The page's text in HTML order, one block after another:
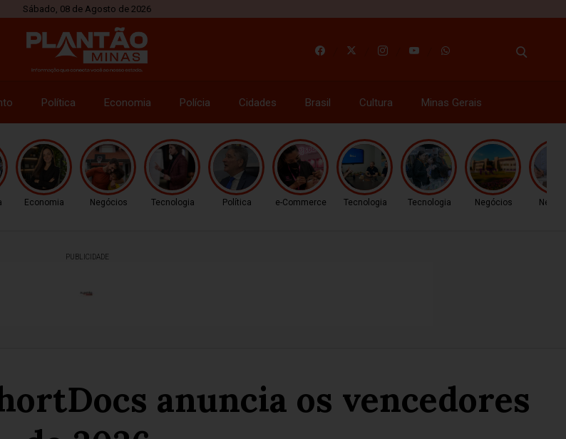
Sábado, 08 de Agosto de 2026
Política Economia Polícia Cidades Brasil Cultura Minas Gerais
Economia Negócios Tecnologia Política e-Commerce Tecnologia Tecnologia Negócios
PUBLICIDADE
anuncia os vencedores